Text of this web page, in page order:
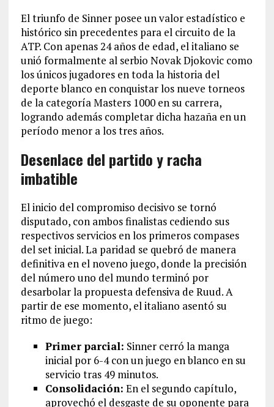
El triunfo de Sinner posee un valor estadístico e
histórico sin precedentes para el circuito de la
ATP. Con apenas 24 años de edad, el italiano se
unió formalmente al serbio Novak Djokovic como
los únicos jugadores en toda la historia del
deporte blanco en conquistar los nueve torneos
de la categoría Masters 1000 en su carrera,
logrando además completar dicha hazaña en un
período menor a los tres años.
Desenlace del partido y racha
imbatible
El inicio del compromiso decisivo se tornó
disputado, con ambos finalistas cediendo sus
respectivos servicios en los primeros compases
del set inicial. La paridad se quebró de manera
definitiva en el noveno juego, donde la precisión
del número uno del mundo terminó por
desarbolar la propuesta defensiva de Ruud. A
partir de ese momento, el italiano asentó su
ritmo de juego:
Primer parcial: Sinner cerró la manga
inicial por 6-4 con un juego en blanco en su
servicio tras 49 minutos.
Consolidación: En el segundo capítulo,
aprovechó el desgaste de su oponente para